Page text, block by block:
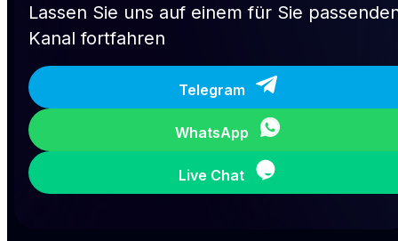
Lassen Sie uns auf einem für Sie
Kanal fortfahren
Telegram
WhatsApp
Live Chat